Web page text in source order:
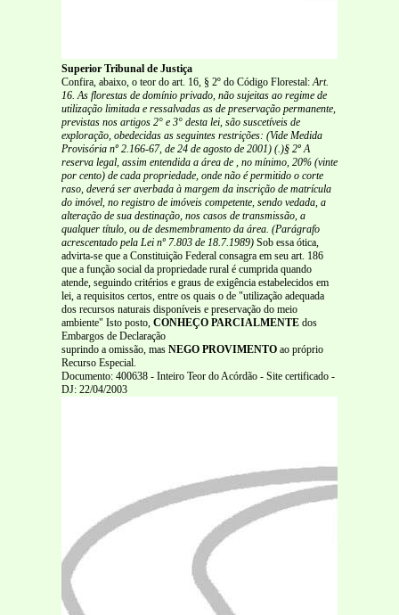
Superior Tribunal de Justiça
Confira, abaixo, o teor do art. 16, § 2º do Código Florestal:Art.
16. As florestas de domínio privado, não sujeitas ao regime de
utilização limitada e ressalvadas as de preservação permanente,
previstas nos artigos 2° e 3° desta lei, são suscetíveis de
exploração, obedecidas as seguintes restrições: (Vide Medida
Provisória nº 2.166-67, de 24 de agosto de 2001) (.)§ 2º A
reserva legal, assim entendida a área de , no mínimo, 20% (vinte
por cento) de cada propriedade, onde não é permitido o corte
raso, deverá ser averbada à margem da inscrição de matrícula
do imóvel, no registro de imóveis competente, sendo vedada, a
alteração de sua destinação, nos casos de transmissão, a
qualquer título, ou de desmembramento da área. (Parágrafo
acrescentado pela Lei nº 7.803 de 18.7.1989) Sob essa ótica,
advirta-se que a Constituição Federal consagra em seu art. 186
que a função social da propriedade rural é cumprida quando
atende, seguindo critérios e graus de exigência estabelecidos em
lei, a requisitos certos, entre os quais o de "utilização adequada
dos recursos naturais disponíveis e preservação do meio
ambiente" Isto posto, CONHEÇO PARCIALMENTE dos
Embargos de Declaração
suprindo a omissão, mas NEGO PROVIMENTO ao próprio
Recurso Especial.
Documento: 400638 - Inteiro Teor do Acórdão - Site certificado -
DJ: 22/04/2003